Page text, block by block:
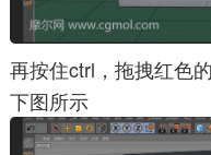
再按住ctrl，拖拽红色
下图所示